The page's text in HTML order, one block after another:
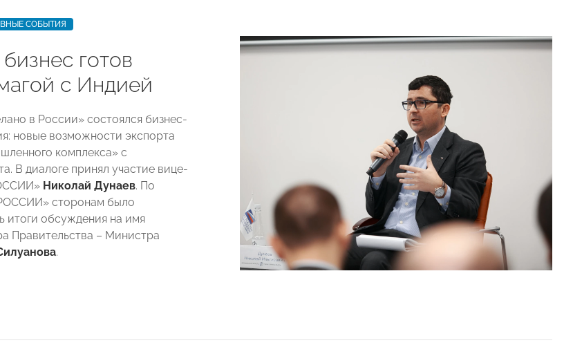
СОБЫТИЯ
готов
с Индией
в России» состоялся бизнес-
новые возможности экспорта
комплекса» с
В диалоге принял участие вице-
Николай Дунаев. По
сторонам было
итоги обсуждения на имя
Правительства – Министра
.